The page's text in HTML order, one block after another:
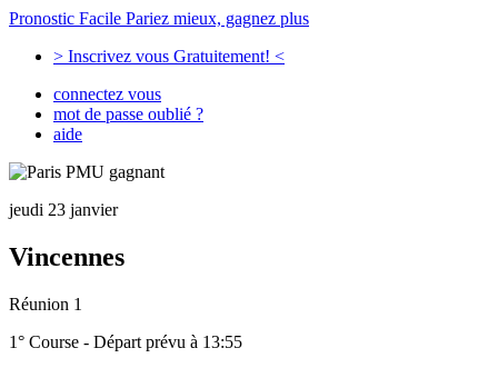
Pronostic Facile Pariez mieux, gagnez plus
> Inscrivez vous Gratuitement! <
connectez vous
mot de passe oublié ?
aide
jeudi 23 janvier
Vincennes
Réunion 1
1° Course - Départ prévu à 13:55